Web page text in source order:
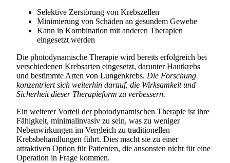
Selektive Zerstörung von Krebszellen
Minimierung von Schäden an gesundem Gewebe
Kann in Kombination mit anderen Therapien
eingesetzt werden
Die photodynamische Therapie wird bereits erfolgreich bei
verschiedenen Krebsarten eingesetzt, darunter Hautkrebs
und bestimmte Arten von Lungenkrebs. Die Forschung
konzentriert sich weiterhin darauf, die Wirksamkeit und
Sicherheit dieser Therapieform zu verbessern.
Ein weiterer Vorteil der photodynamischen Therapie ist ihre
Fähigkeit, minimalinvasiv zu sein, was zu weniger
Nebenwirkungen im Vergleich zu traditionellen
Krebsbehandlungen führt. Dies macht sie zu einer
attraktiven Option für Patienten, die ansonsten nicht für eine
Operation in Frage kommen.